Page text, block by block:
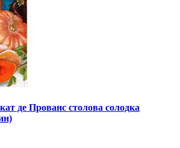
де Прованс столова солодка